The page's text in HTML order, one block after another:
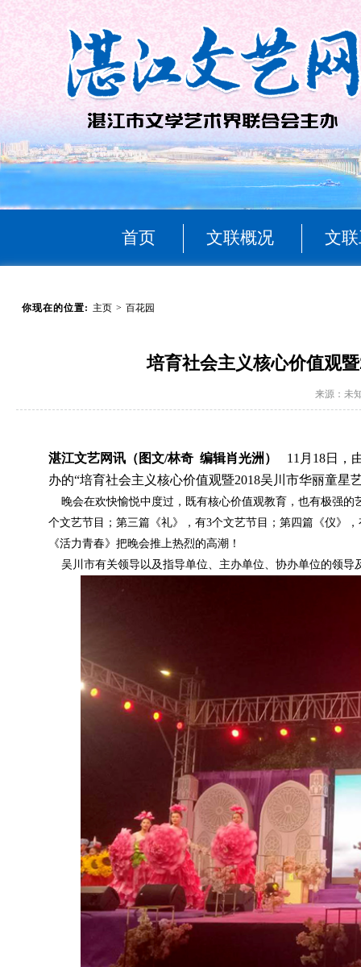
首页 文联概况 文
你现在的位置: 主页 > 百花园
培育社会主义核心价值观
来源：未
湛江文艺网讯（图文/林奇 编辑肖光洲 ） 11 月 18日，
办的“培育社会主义核心价值观暨2018吴川市华丽童星
晚会在欢快愉悦中度过，既有核心价值观教育，也有极强的
个文艺节目；第三篇《礼》，有3个文艺节目；第四篇《仪》，
《活力青春》把晚会推上热烈的高潮！
吴川市有关领导以及指导单位、主办单位、协办单位的领导